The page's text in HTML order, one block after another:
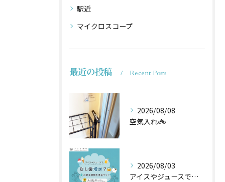
駅近
マイクロスコープ
最近の投稿 Recent Posts
2026/08/08
空気入れ🚲
2026/08/03
アイスやジュースでむし歯増加？🦷